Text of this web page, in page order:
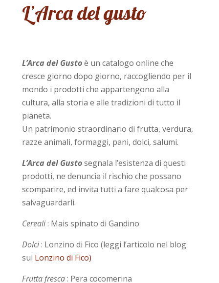
L’Arca del gusto
L’Arca del Gustoè un catalogo online che
cresce giorno dopo giorno, raccogliendo per il
mondo i prodotti che appartengono alla
cultura, alla storia e alle tradizioni di tutto il
pianeta.
Un patrimonio straordinario di frutta, verdura,
razze animali, formaggi, pani, dolci, salumi.
L’Arca del Gustosegnala l’esistenza di questi
prodotti, ne denuncia il rischio che possano
scomparire, ed invita tutti a fare qualcosa per
salvaguardarli.
Cereali: Mais spinato di Gandino
Dolci: Lonzino di Fico (leggi l’articolo nel blog
sul Lonzino di Fico)
Frutta fresca: Pera cocomerina